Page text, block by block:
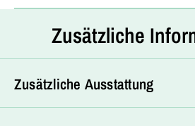
Zusätzliche
Zusätzliche Ausstattung